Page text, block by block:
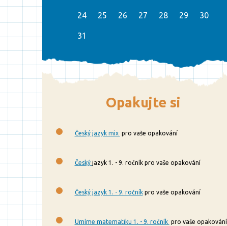
24 25 26 27 28 29 30
31
Opakujte si
Český jazyk mix pro vaše opakování
Český jazyk 1. - 9. ročník pro vaše opakování
Český jazyk 1. - 9. ročníkpro vaše opakování
Umíme matematiku 1. - 9. ročník pro vaše opakování